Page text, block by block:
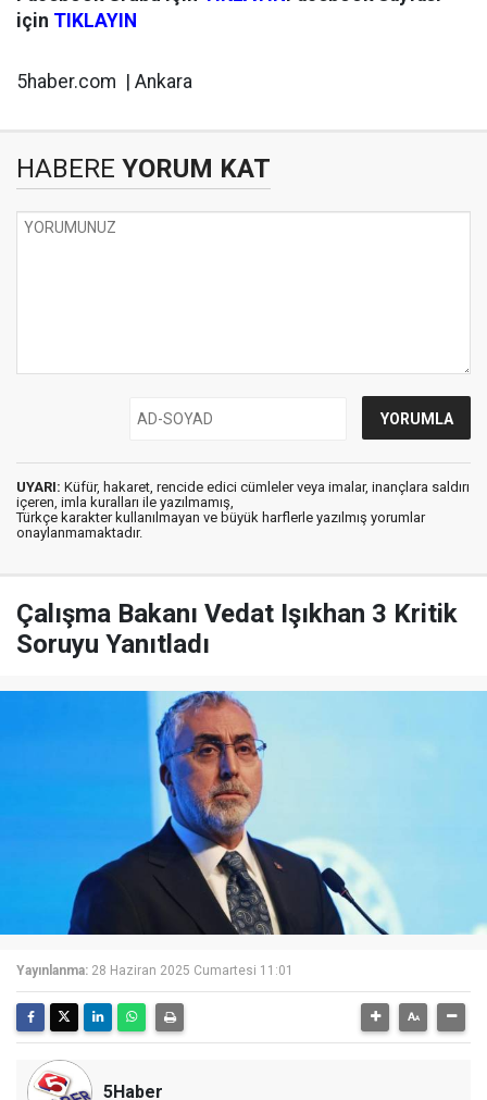
için TIKLAYIN
5haber.com | Ankara
HABERE YORUM KAT
UYARI: Küfür, hakaret, rencide edici cümleler veya imalar, inançlara saldırı
içeren, imla kuralları ile yazılmamış,
Türkçe karakter kullanılmayan ve büyük harflerle yazılmış yorumlar
onaylanmamaktadır.
Çalışma Bakanı Vedat Işıkhan 3 Kritik
Soruyu Yanıtladı
Yayınlanma: 28 Haziran 2025 Cumartesi 11:01
5Haber